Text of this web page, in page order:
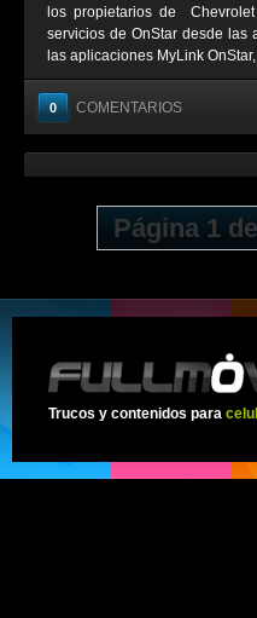
los propietarios de
servicios de OnStar desde las
las aplicaciones MyLink
0 COMENTARIOS
Página 1
Trucos y contenidos para